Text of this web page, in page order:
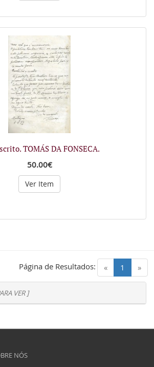
TOMÁS DA FONSECA.
50.00€
Ver Item
« 1 (current)
»
Página de Resultados:
VER ]
NÓS